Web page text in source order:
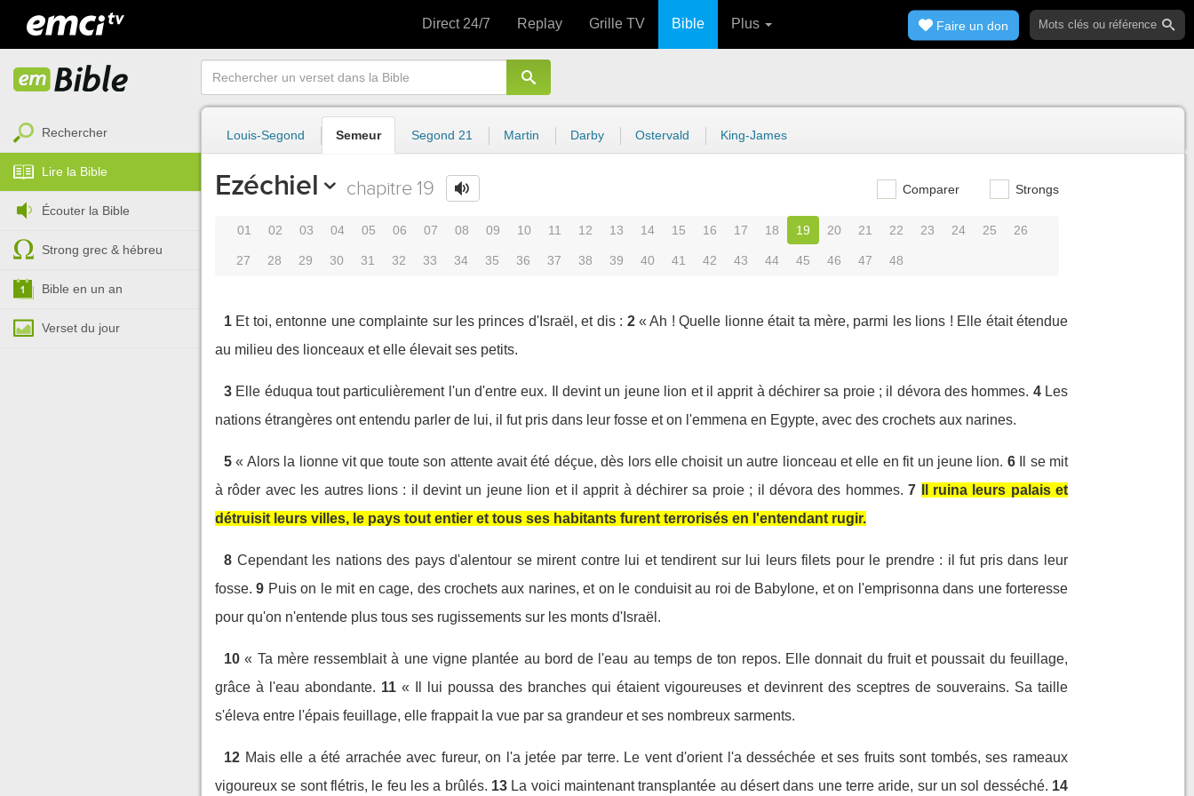
Direct 24/7 Replay Grille TV Bible Plus Faire un don
Rechercher
Lire la Bible
Écouter la Bible
Strong grec & hébreu
Bible en un an
Verset du jour
Louis-Segond Semeur Segond 21 Martin Darby Ostervald King-James
Ezéchiel chapitre 19 Comparer Strongs
01 02 03 04 05 06 07 08 09 10 11 12 13 14 15 16 17 18 19 20 21 22 23 24 25 26
27 28 29 30 31 32 33 34 35 36 37 38 39 40 41 42 43 44 45 46 47 48
1 Et toi, entonne une complainte sur les princes d'Israël, et dis : 2 « Ah ! Quelle lionne était ta mère, parmi les lions ! Elle était étendue
au milieu des lionceaux et elle élevait ses petits.
3 Elle éduqua tout particulièrement l'un d'entre eux. Il devint un jeune lion et il apprit à déchirer sa proie ; il dévora des hommes. 4 Les
nations étrangères ont entendu parler de lui, il fut pris dans leur fosse et on l'emmena en Egypte, avec des crochets aux narines.
5 « Alors la lionne vit que toute son attente avait été déçue, dès lors elle choisit un autre lionceau et elle en fit un jeune lion. 6
Il se mit
à rôder avec les autres lions : il devint un jeune lion et il apprit à déchirer sa proie ; il dévora des hommes. 7
Il ruina leurs palais et
détruisit leurs villes, le pays tout entier et tous ses habitants furent terrorisés en l'entendant rugir.
8 Cependant les nations des pays d'alentour se mirent contre lui et tendirent sur lui leurs filets pour le prendre : il fut pris dans leur
fosse. 9 Puis on le mit en cage, des crochets aux narines, et on le conduisit au roi de Babylone, et on l'emprisonna dans une forteresse
pour qu'on n'entende plus tous ses rugissements sur les monts d'Israël.
10 « Ta mère ressemblait à une vigne plantée au bord de l'eau au temps de ton repos. Elle donnait du fruit et poussait du feuillage,
grâce à l'eau abondante. 11 « Il lui poussa des branches qui étaient vigoureuses et devinrent des sceptres de souverains. Sa taille
s'éleva entre l'épais feuillage, elle frappait la vue par sa grandeur et ses nombreux sarments.
12 Mais elle a été arrachée avec fureur, on l'a jetée par terre. Le vent d'orient l'a desséchée et ses fruits sont tombés, ses rameaux
vigoureux se sont flétris, le feu les a brûlés. 13 La voici maintenant transplantée au désert dans une terre aride, sur un sol desséché. 14